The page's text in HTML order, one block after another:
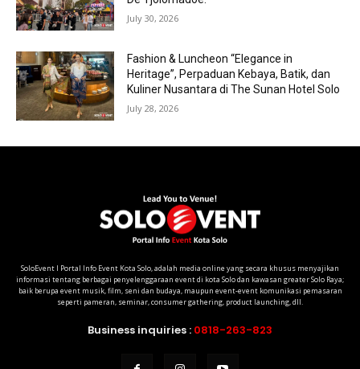
July 30, 2026
Fashion & Luncheon “Elegance in
Heritage”, Perpaduan Kebaya, Batik, dan
Kuliner Nusantara di The Sunan Hotel Solo
July 28, 2026
SoloEvent I Portal Info Event Kota Solo, adalah media online yang secara khusus menyajikan
informasi tentang berbagai penyelenggaraan event di kota Solo dan kawasan greater Solo Raya;
baik berupa event musik, film, seni dan budaya, maupun event-event komunikasi pemasaran
seperti pameran, seminar, consumer gathering, product launching, dll.
Business inquiries : 0818-263-823